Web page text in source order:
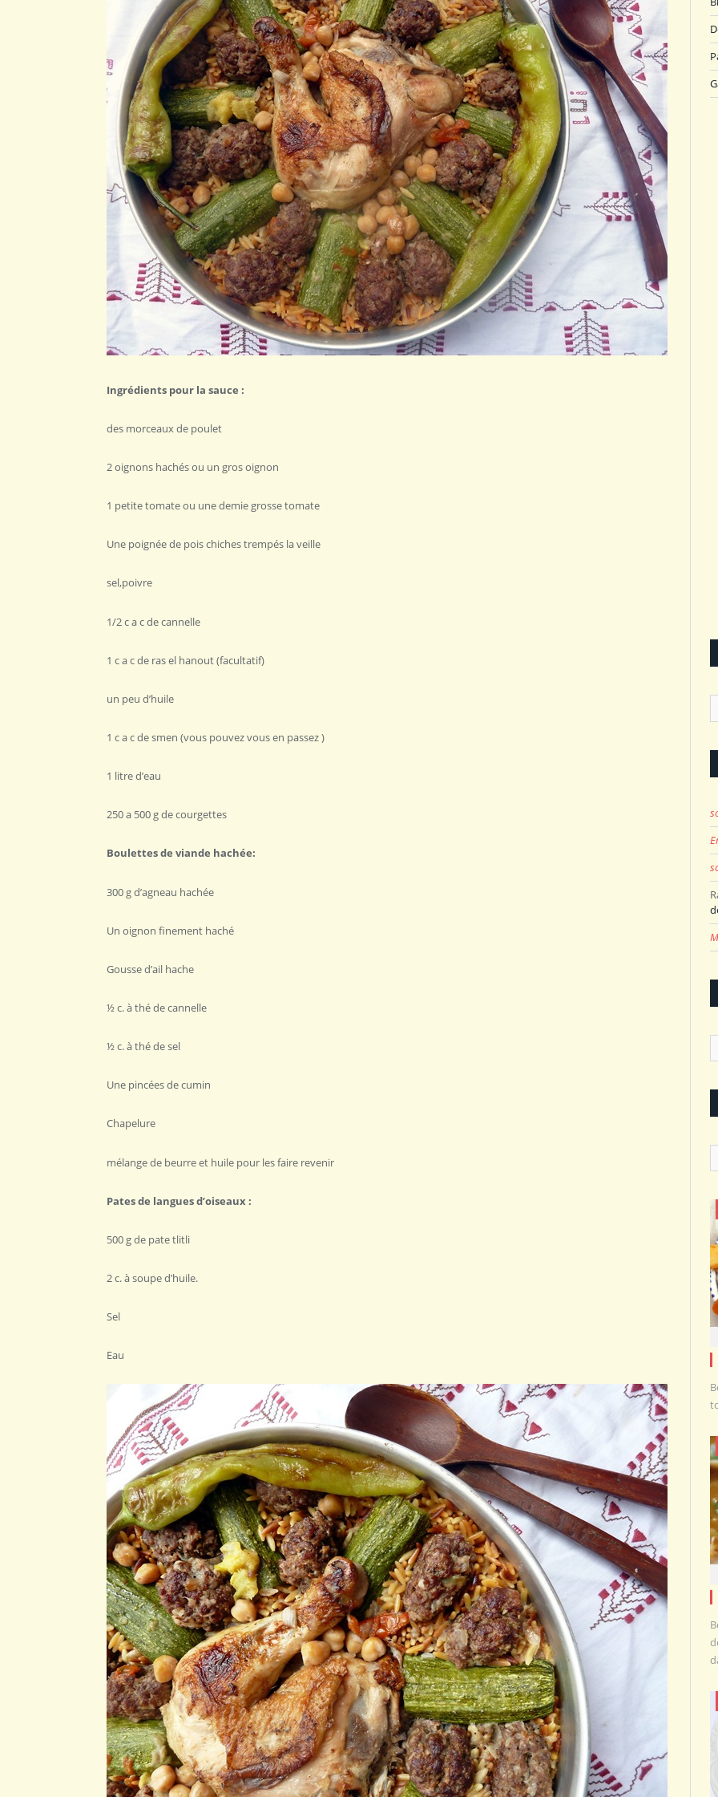
Ingrédients pour la sauce :
des morceaux de poulet
2 oignons hachés ou un gros oignon
1 petite tomate ou une demie grosse tomate
Une poignée de pois chiches trempés la veille
sel,poivre
1/2 c a c de cannelle
1 c a c de ras el hanout (facultatif)
un peu d’huile
1 c a c de smen (vous pouvez vous en passez )
1 litre d’eau
250 a 500 g de courgettes
Boulettes de viande hachée:
300 g d’agneau hachée
Un oignon finement haché
Gousse d’ail hache
½ c. à thé de cannelle
½ c. à thé de sel
Une pincées de cumin
Chapelure
mélange de beurre et huile pour les faire revenir
Pates de langues d’oiseaux :
500 g de pate tlitli
2 c. à soupe d’huile.
Sel
Eau